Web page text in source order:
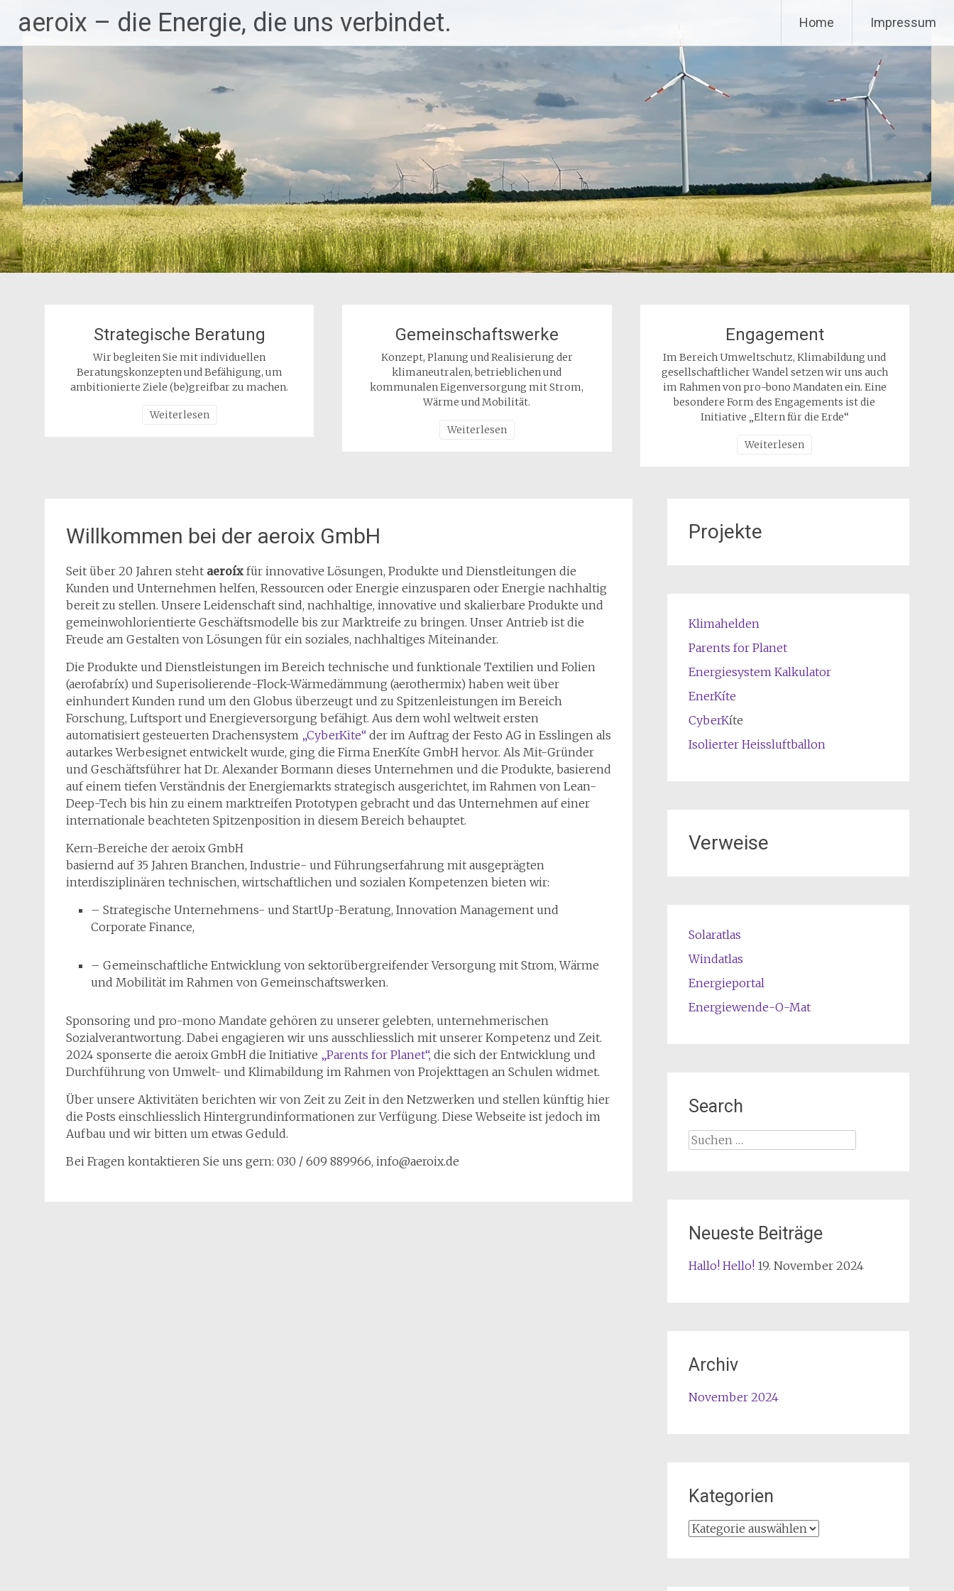
Inhalt
springen
aeroix – die Energie, die uns verbindet. Home Impressum
Strategische Beratung
Wir begleiten Sie mit individuellen
Beratungskonzepten und Befähigung, um
ambitionierte Ziele (be)greifbar zu machen.
Weiterlesen
Gemeinschaftswerke
Konzept, Planung und Realisierung der
klimaneutralen, betrieblichen und
kommunalen Eigenversorgung mit Strom,
Wärme und Mobilität.
Weiterlesen
Engagement
Im Bereich Umweltschutz, Klimabildung und
gesellschaftlicher Wandel setzen wir uns auch
im Rahmen von pro-bono Mandaten ein. Eine
besondere Form des Engagements ist die
Initiative „Eltern für die Erde“
Weiterlesen
Willkommen bei der aeroix GmbH
Seit über 20 Jahren steht aeroíx für innovative Lösungen, Produkte und Dienstleitungen die
Kunden und Unternehmen helfen, Ressourcen oder Energie einzusparen oder Energie nachhaltig
bereit zu stellen. Unsere Leidenschaft sind, nachhaltige, innovative und skalierbare Produkte und
gemeinwohlorientierte Geschäftsmodelle bis zur Marktreife zu bringen. Unser Antrieb ist die
Freude am Gestalten von Lösungen für ein soziales, nachhaltiges Miteinander.
Die Produkte und Dienstleistungen im Bereich technische und funktionale Textilien und Folien
(aerofabríx) und Superisolierende-Flock-Wärmedämmung (aerothermix) haben weit über
einhundert Kunden rund um den Globus überzeugt und zu Spitzenleistungen im Bereich
Forschung, Luftsport und Energieversorgung befähigt. Aus dem wohl weltweit ersten
automatisiert gesteuerten Drachensystem „CyberKite“ der im Auftrag der Festo AG in Esslingen als
autarkes Werbesignet entwickelt wurde, ging die Firma EnerKíte GmbH hervor. Als Mit-Gründer
und Geschäftsführer hat Dr. Alexander Bormann dieses Unternehmen und die Produkte, basierend
auf einem tiefen Verständnis der Energiemarkts strategisch ausgerichtet, im Rahmen von Lean-
Deep-Tech bis hin zu einem marktreifen Prototypen gebracht und das Unternehmen auf einer
internationale beachteten Spitzenposition in diesem Bereich behauptet.
Kern-Bereiche der aeroix GmbH
basiernd auf 35 Jahren Branchen, Industrie- und Führungserfahrung mit ausgeprägten
interdisziplinären technischen, wirtschaftlichen und sozialen Kompetenzen bieten wir:
– Strategische Unternehmens- und StartUp-Beratung, Innovation Management und
Corporate Finance,
– Gemeinschaftliche Entwicklung von sektorübergreifender Versorgung mit Strom, Wärme
und Mobilität im Rahmen von Gemeinschaftswerken.
Sponsoring und pro-mono Mandate gehören zu unserer gelebten, unternehmerischen
Sozialverantwortung. Dabei engagieren wir uns ausschliesslich mit unserer Kompetenz und Zeit.
2024 sponserte die aeroix GmbH die Initiative „Parents for Planet“, die sich der Entwicklung und
Durchführung von Umwelt- und Klimabildung im Rahmen von Projekttagen an Schulen widmet.
Über unsere Aktivitäten berichten wir von Zeit zu Zeit in den Netzwerken und stellen künftig hier
die Posts einschliesslich Hintergrundinformationen zur Verfügung. Diese Webseite ist jedoch im
Aufbau und wir bitten um etwas Geduld.
Bei Fragen kontaktieren Sie uns gern: 030 / 609 889966, info@aeroix.de
Projekte
Klimahelden
Parents for Planet
Energiesystem Kalkulator
EnerKíte
CyberKíte
Isolierter Heissluftballon
Verweise
Solaratlas
Windatlas
Energieportal
Energiewende-O-Mat
Search
Suchen
Neueste Beiträge
Hallo! Hello! 19. November 2024
Archiv
November 2024
Kategorien
Kategorien